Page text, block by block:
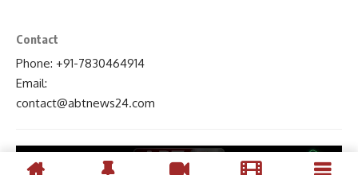
Contact
Phone: +91-7830464914
Email:
contact@abtnews24.com